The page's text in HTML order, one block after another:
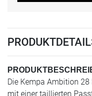
Die Kempa Ambition
mit einer taillierten